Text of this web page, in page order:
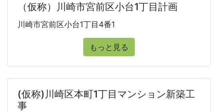
（仮称）川崎市宮前区小台1丁目計画
川崎市宮前区小台1丁目4番1
もっと見る
(仮称)川崎区本町1丁目マンション新築工
事